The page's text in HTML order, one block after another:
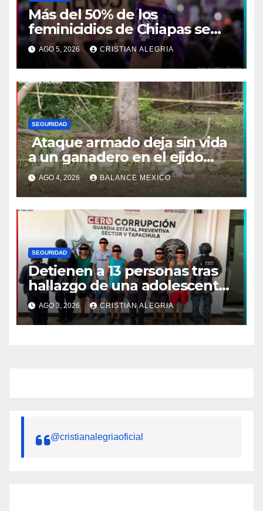
Más del 50% de los
feminicidios de Chiapas se
concentran en la Costa-
Soconusco
AGO 5, 2026 CRISTIAN ALEGRIA
SEGURIDAD
Ataque armado deja sin vida
a un ganadero en el ejido
Efraín Gutiérrez de Mazatán
AGO 4, 2026 BALANCE MEXICO
SEGURIDAD
Detienen a 13 personas tras
hallazgo de una adolescente
sin vida en centro de
rehabilitación de Tapachula
AGO 3, 2026 CRISTIAN ALEGRIA
@cristianalegriaoficial